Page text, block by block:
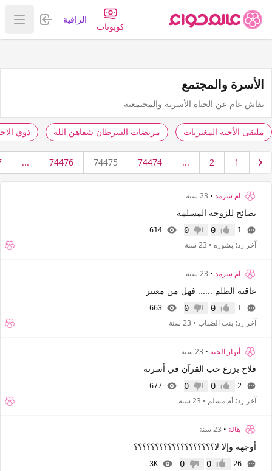
كوبونات
الراقية تسجيل
عرض
الأسرة والمجتمع
نقاش عام عن الحياة الأسرية والمجتمعية
ملتقى الأحبة المغتربات مريضات السرطان شفاهن الله ذوي
1
2
...
74474
74475
74476
...
ام سرمد • 23 سنة
نصائح للزوجه المسلمه
1 إعجاب0 عدم إعجاب
0
614
آخر رد: بشوره • 23 سنة
ام سرمد • 23 سنة
عاقبة الظلم ...... فهل من معتبر
1 إعجاب0 عدم إعجاب
0
663
آخر رد: بنت الضباب • 23 سنة
أنهار الجنة • 23 سنة
فلاح يزرع حب القرآن في أسرته
2 إعجاب0 عدم إعجاب
0
677
آخر رد: أم مسلم • 23 سنة
هالة • 23 سنة
أوجهه وإلا لا؟؟؟؟؟؟؟؟؟؟؟؟؟؟؟؟؟؟؟
26 إعجاب0 عدم إعجاب
0
3K